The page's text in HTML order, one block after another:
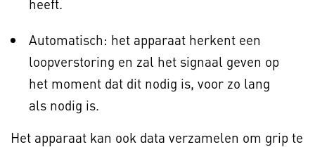
heeft.
Automatisch: het apparaat herkent een
loopverstoring en zal het signaal geven op
het moment dat dit nodig is, voor zo lang
als nodig is.
Het apparaat kan ook data verzamelen om grip te